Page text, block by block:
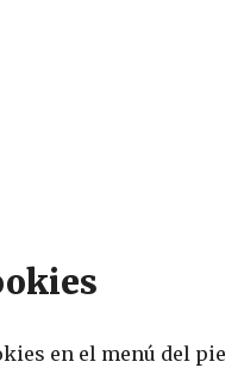
en el menú del pie